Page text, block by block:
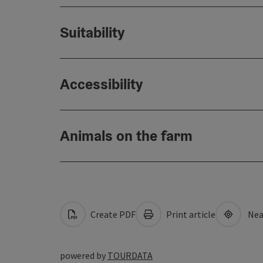
Suitability
Accessibility
Animals on the farm
Create PDF Print article
powered by TOURDATA